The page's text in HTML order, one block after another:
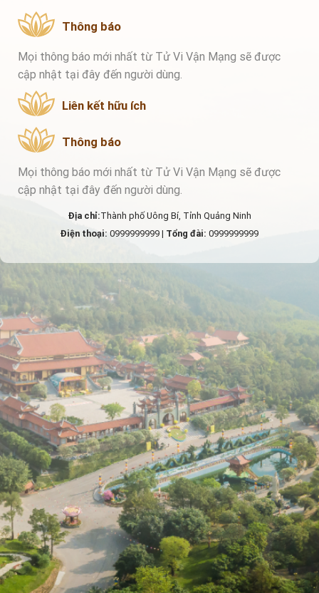
Thông báo
Mọi thông báo mới nhất từ Tử Vi Vận Mạng sẽ được
cập nhật tại đây đến người dùng.
Liên kết hữu ích
Thông báo
Mọi thông báo mới nhất từ Tử Vi Vận Mạng sẽ được
cập nhật tại đây đến người dùng.
Địa chỉ:Thành phố Uông Bí, Tỉnh Quảng Ninh
Điện thoại: 0999999999 | Tổng đài: 0999999999